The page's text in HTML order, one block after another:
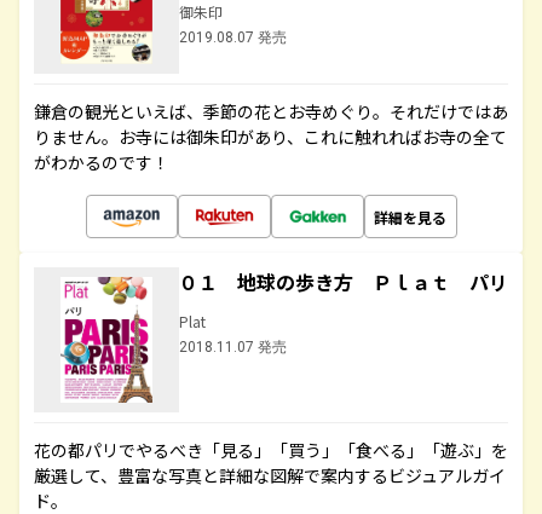
御朱印
2019.08.07 発売
鎌倉の観光といえば、季節の花とお寺めぐり。それだけではあ
りません。お寺には御朱印があり、これに触れればお寺の全て
がわかるのです！
詳細を見る
０１ 地球の歩き方 Ｐｌａｔ パリ
Plat
2018.11.07 発売
花の都パリでやるべき「見る」「買う」「食べる」「遊ぶ」を
厳選して、豊富な写真と詳細な図解で案内するビジュアルガイ
ド。